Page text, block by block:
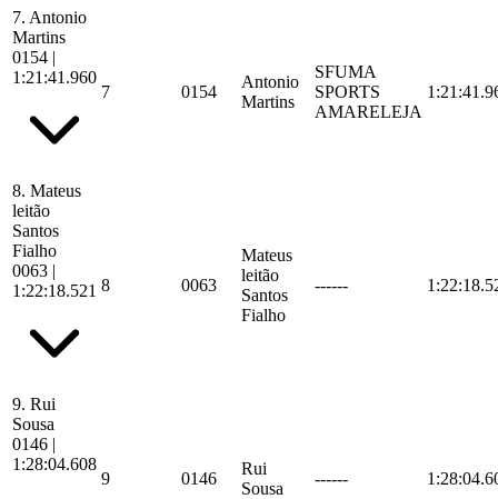
7. Antonio
Martins
0154 |
1:21:41.960
7 0154
Antonio
Martins
SFUMA
SPORTS
AMARELEJA
8. Mateus
leitão
Santos
Fialho
0063 |
1:22:18.521 8 0063
Mateus
leitão
Santos
Fialho
------
9. Rui
Sousa
0146 |
1:28:04.608
9 0146
Rui
Sousa
------